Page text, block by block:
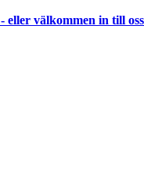
- eller välkommen in till